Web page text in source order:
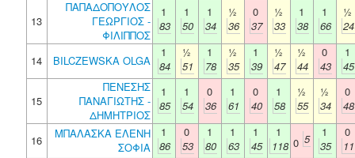
13
ΠΑΠΑΔΟΠΟΥΛΟΣ
ΓΕΩΡΓΙΟΣ -
ΦΙΛΙΠΠΟΣ
1
83
1
50
1
34
½
36
0
37
½
33
1
38
1
66
½
24
14 BILCZEWSKA OLGA
1
84
½
51
1
78
½
35
1
39
½
47
½
44
0
43
1
45
15
ΠΕΝΕΣΗΣ
ΠΑΝΑΓΙΩΤΗΣ -
ΔΗΜΗΤΡΙΟΣ
1
85
1
54
0
36
1
61
0
40
1
58
½
55
½
34
0
48
16
ΜΠΑΛΑΣΚΑ ΕΛΕΝΗ
ΣΟΦΙΑ
1
86
0
53
1
80
1
63
1
45
1
118 0 5
1
35
0
11